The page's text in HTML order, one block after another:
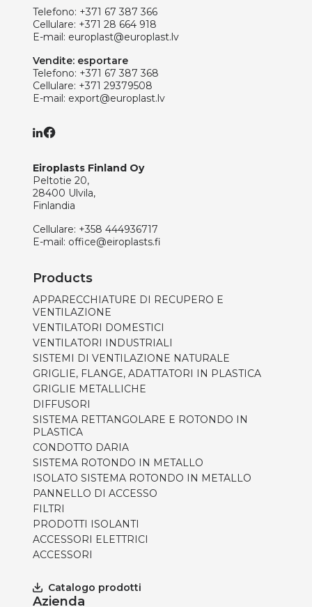
Telefono: +371 67 387 366
Cellulare: +371 28 664 918
E-mail: europlast@europlast.lv
Vendite: esportare
Telefono: +371 67 387 368
Cellulare: +371 29379508
E-mail: export@europlast.lv
Eiroplasts Finland Oy
Peltotie 20,
28400 Ulvila,
Finlandia
Cellulare: +358 444936717
E-mail: office@eiroplasts.fi
Products
APPARECCHIATURE DI RECUPERO E
VENTILAZIONE
VENTILATORI DOMESTICI
VENTILATORI INDUSTRIALI
SISTEMI DI VENTILAZIONE NATURALE
GRIGLIE, FLANGE, ADATTATORI IN PLASTICA
GRIGLIE METALLICHE
DIFFUSORI
SISTEMA RETTANGOLARE E ROTONDO IN
PLASTICA
CONDOTTO DARIA
SISTEMA ROTONDO IN METALLO
ISOLATO SISTEMA ROTONDO IN METALLO
PANNELLO DI ACCESSO
FILTRI
PRODOTTI ISOLANTI
ACCESSORI ELETTRICI
ACCESSORI
Catalogo prodotti
Azienda